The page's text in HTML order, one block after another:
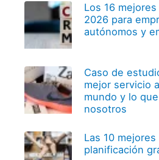
Los 16
2026 para
autónomos y
Caso de
mejor servicio
mundo y lo
nosotros
Las 10
planificación